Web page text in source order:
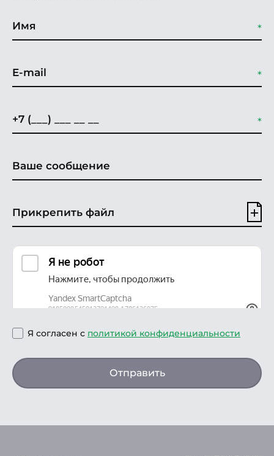
Прикрепить файл
Я согласен с политикой конфиденциальности
Отправить